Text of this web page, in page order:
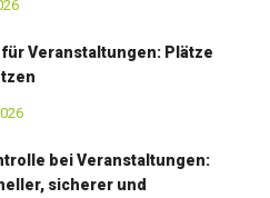
Veranstaltungen: Plätze
bei Veranstaltungen:
sicherer und